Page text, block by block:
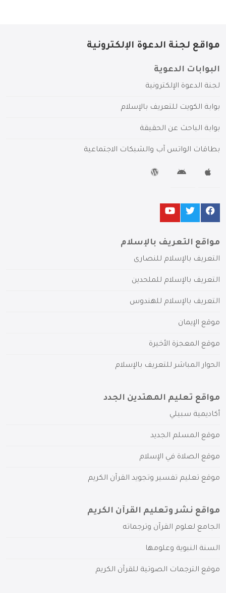
مواقع لجنة الدعوة الإلكترونية
البوابات الدعوية
لجنة الدعوة الإلكترونية
بوابة الكويت للتعريف بالإسلام
بوابة الباحث عن الحقيقة
بطاقات الواتس آب والشبكات الاجتماعية
مواقع التعريف بالإسلام
التعريف بالإسلام للنصارى
التعريف بالإسلام للملحدين
التعريف بالإسلام للهندوس
موقع الإيمان
موقع المعجزة الأخيرة
الحوار المباشر للتعريف بالإسلام
مواقع تعليم المهتدين الجدد
أكاديمية سبيلي
موقع المسلم الجديد
موقع الصلاة في الإسلام
موقع تعليم تفسير وتجويد القرآن الكريم
مواقع نشر وتعليم القرآن الكريم
الجامع لعلوم القرآن وترجماته
السنة النبوية وعلومها
موقع الترجمات الصوتية للقرآن الكريم